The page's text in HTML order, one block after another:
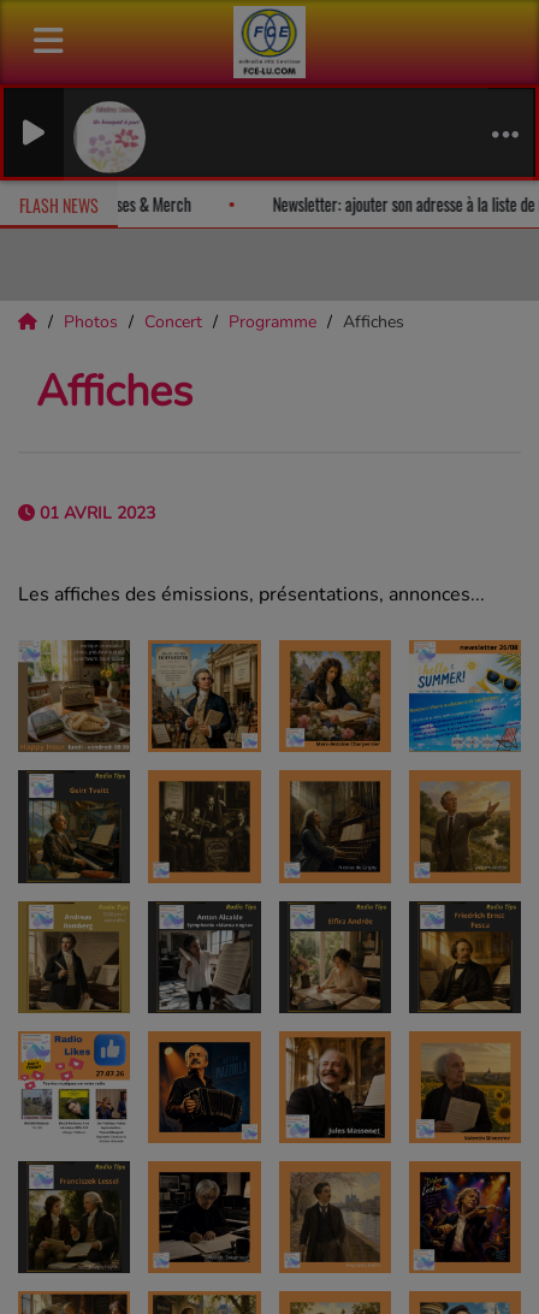
FLASH NEWS
un album-surprise! Fan Releases & Merch Newsletter: ajouter
Photos Concert Programme Affiches
Affiches
01 AVRIL 2023
Les affiches des émissions, présentations, annonces...